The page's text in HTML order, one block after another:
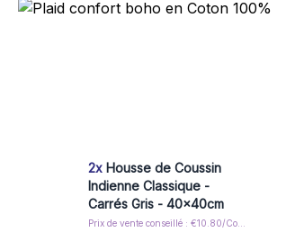
2x Housse de Coussin
Indienne Classique -
Carrés Gris - 40x40cm